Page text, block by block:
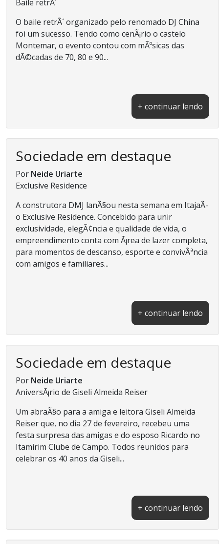
Baile retrÃ´
O baile retrÃ´ organizado pelo renomado DJ China
foi um sucesso. Tendo como cenÃ¡rio o castelo
Montemar, o evento contou com mÃºsicas das
dÃ©cadas de 70, 80 e 90...
+ continuar lendo
Sociedade em destaque
Por Neide Uriarte
Exclusive Residence
A construtora DMJ lanÃ§ou nesta semana em ItajaÃ­
o Exclusive Residence. Concebido para unir
exclusividade, elegÃ¢ncia e qualidade de vida, o
empreendimento conta com Ã¡rea de lazer completa,
para momentos de descanso, esporte e convivÃªncia
com amigos e familiares...
+ continuar lendo
Sociedade em destaque
Por Neide Uriarte
AniversÃ¡rio de Giseli Almeida Reiser
Um abraÃ§o para a amiga e leitora Giseli Almeida
Reiser que, no dia 27 de fevereiro, recebeu uma
festa surpresa das amigas e do esposo Ricardo no
Itamirim Clube de Campo. Todos reunidos para
celebrar os 40 anos da Giseli...
+ continuar lendo